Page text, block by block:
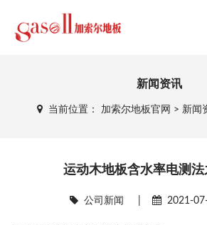
新闻资讯
当前位置： 加索尔地板官网 > 新闻
运动木地板含水率电测
公司新闻 2021-